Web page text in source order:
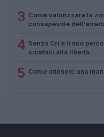
3 Come valorizzare la
consapevole
4 Senza Cri e il suo
cicatrici alla libertà
5 Come ottenere una